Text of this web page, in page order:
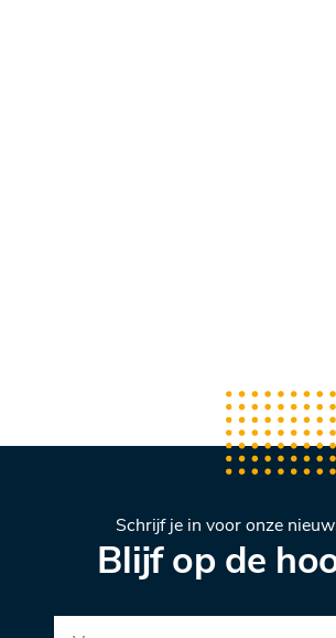
Schrijf je in voor onze
Blijf op de